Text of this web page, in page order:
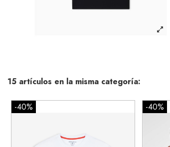
15 artículos en la misma categoría:
-40% -40%